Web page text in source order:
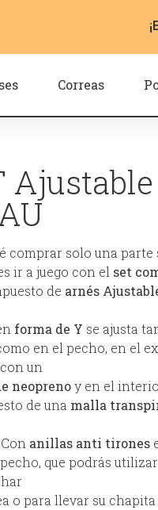
Correas
comprar solo una parte
ir a juego con el set
de arnés
forma de Y se ajusta
en el pecho, en el
un
neoprenoy en el
de una malla
anillas anti tirones
que podrás
o para llevar su chapita